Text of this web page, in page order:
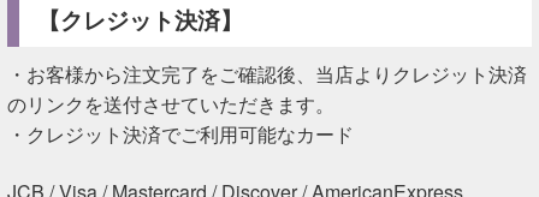
【クレジット決済】
・お客様から注文完了をご確認後、当店よりクレジット決済
のリンクを送付させていただきます。
・クレジット決済でご利用可能なカード